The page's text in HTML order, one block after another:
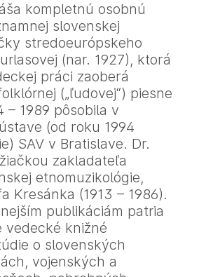
kompletnú osobnú
slovenskej
stredoeurópskeho
(nar. 1927), ktorá
práci zaoberá
(„ľudovej“) piesne
– 1989 pôsobila v
(od roku 1994
SAV v Bratislave. Dr.
zakladateľa
etnomuzikológie,
Kresánka (1913 – 1986).
publikáciám patria
vedecké knižné
o slovenských
vojenských a